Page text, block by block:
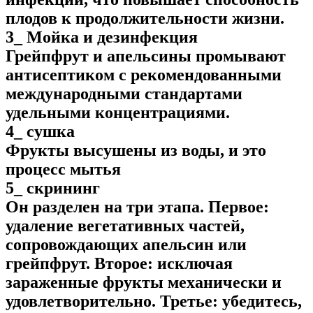
плодов к продолжительности жизни.
3_ Мойка и дезинфекция
Грейпфрут и апельсины промывают
антисептиком с рекомендованными
международными стандартами
удельными концентрациями.
4_ сушка
Фрукты высушены из воды, и это
процесс мытья
5_ скрининг
Он разделен на три этапа. Первое:
удаление вегетативных частей,
сопровождающих апельсин или
грейпфрут. Второе: исключая
зараженные фрукты механически и
удовлетворительно. Третье: убедитесь,